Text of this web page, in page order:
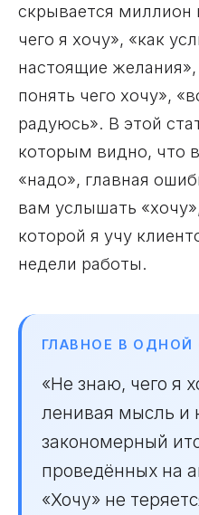
скрывается миллион
чего я хочу», «как
настоящие
понять чего хочу»,
радуюсь». В этой
которым видно, что
«надо», главная
вам услышать
которой я учу
недели работы.
ГЛАВНОЕ В ОДНОЙ
«Не знаю, чего я
ленивая мысль и
закономерный
проведённых на
«Хочу» не